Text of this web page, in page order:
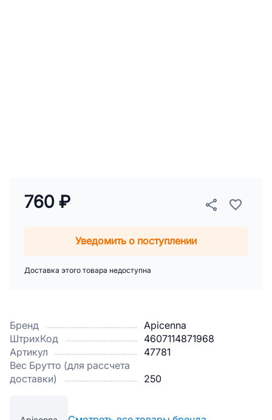
Бренд
Apicenna
ШтрихКод
4607114871968
Артикул
47781
Вес Брутто (для рассчета
доставки)
250
760 ₽
Уведомить о поступлении
Доставка этого товара недоступна